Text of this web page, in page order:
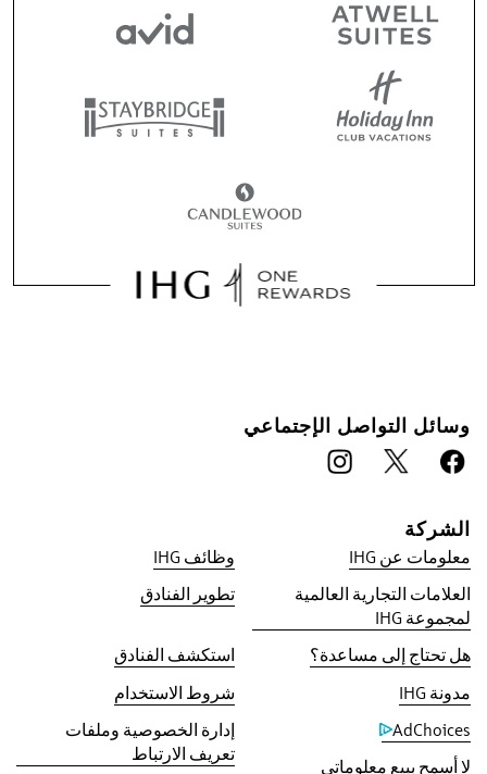
وسائل التواصل الإجتماعي
الشركة
معلومات عن IHG
وظائف IHG
العلامات التجارية العالمية
لمجموعة IHG
تطوير الفنادق
هل تحتاج إلى مساعدة؟
استكشف الفنادق
مدونة IHG
شروط الاستخدام
AdChoices
إدارة الخصوصية وملفات
تعريف الارتباط
لا أسمح ببيع معلوماتي
ميزة الحجز معنا
ضمان أفضل سعر
‫نعدك بالحصول على أقل سعر متاح على الإنترنت، أو
مطابقة سعرنا لأقل سعر عثرت عليه، بالإضافة إلى
حصولك على 5 أضعاف نقاطك في برنامج مكافآت
IHG® One Rewards، بحد أقصى 40,000 نقطة.